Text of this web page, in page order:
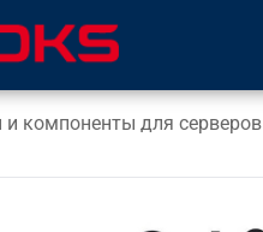
и компоненты для серверов